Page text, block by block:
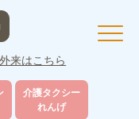
来はこちら
介護タクシー
れんげ